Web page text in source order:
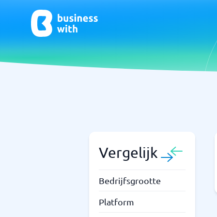
Niet zeker welk systeem?
Vergelijk
Bedrijfsgrootte
Platform